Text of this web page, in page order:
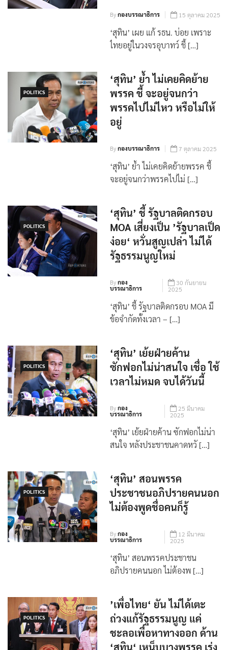
Byกองบรรณาธิการ 15 ตุลาคม 2025
‘สุทิน’ เผย แก้ รธน. บ่อย เพราะ
ไทยอยู่ในวงจรอุบาทว์ ชี้ […]
POLITICS
‘สุทิน’ ย้ำ ไม่เคยคิดย้าย
พรรค ชี้ จะอยู่จนกว่า
พรรคไปไม่ไหว หรือไม่ให้
อยู่
Byกองบรรณาธิการ 7 ตุลาคม 2025
‘สุทิน’ ย้ำ ไม่เคยคิดย้ายพรรค ชี้
จะอยู่จนกว่าพรรคไปไม่ […]
POLITICS
‘สุทิน’ ชี้ รัฐบาลติดกรอบ
MOA เสี่ยงเป็น ’รัฐบาลเป็ด
ง่อย‘ หวั่นสูญเปล่า ไม่ได้
รัฐธรรมนูญใหม่
Byกอง
บรรณาธิการ
30 กันยายน
2025
‘สุทิน’ ชี้ รัฐบาลติดกรอบ MOA มี
ข้อจำกัดทั้งเวลา – […]
POLITICS
‘สุทิน’ เย้ยฝ่ายค้าน
ซักฟอกไม่น่าสนใจ เชื่อ ใช้
เวลาไม่หมด จบได้วันนี้
Byกอง
บรรณาธิการ
25 มีนาคม
2025
‘สุทิน’ เย้ยฝ่ายค้าน ซักฟอกไม่น่า
สนใจ หลังประชาชนคาดหวั […]
POLITICS
‘สุทิน’ สอนพรรค
ประชาชนอภิปรายคนนอก
ไม่ต้องพูดชื่อคนก็รู้
Byกอง
บรรณาธิการ
12 มีนาคม
2025
‘สุทิน’ สอนพรรคประชาชน
อภิปรายคนนอก ไม่ต้องพ […]
POLITICS
’เพื่อไทย‘ ยัน ไม่ได้เตะ
ถ่วงแก้รัฐธรรมนูญ แค่
ชะลอเพื่อหาทางออก ด้าน
‘สุทิน‘ เหน็บบางพรรค เร่ง